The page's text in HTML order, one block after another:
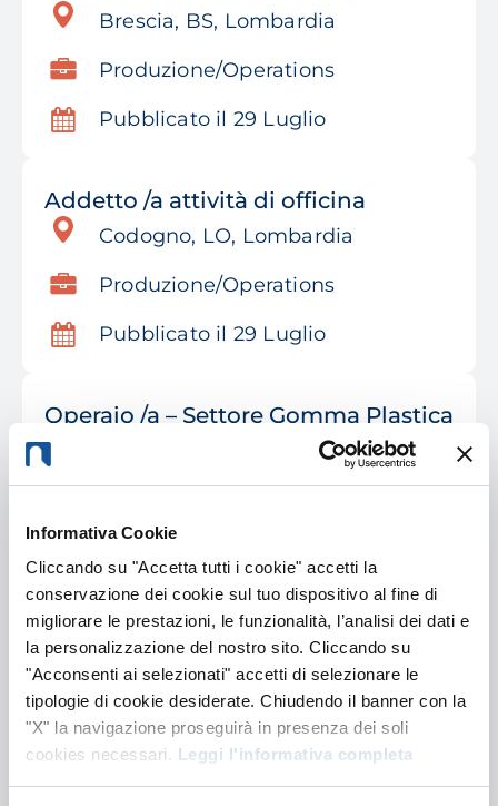
Informativa Cookie
Cliccando su "Accetta tutti i cookie" accetti la
conservazione dei cookie sul tuo dispositivo al fine di
migliorare le prestazioni, le funzionalità, l’analisi dei dati e
la personalizzazione del nostro sito. Cliccando su
"Acconsenti ai selezionati" accetti di selezionare le
tipologie di cookie desiderate. Chiudendo il banner con la
"X" la navigazione proseguirà in presenza dei soli
cookies necessari. Leggi l'informativa completa
Brescia, BS, Lombardia
Produzione/Operations
Pubblicato il 29 Luglio
Addetto /a attività di officina
Codogno, LO, Lombardia
Produzione/Operations
Pubblicato il 29 Luglio
Operaio /a – Settore Gomma Plastica
Chiuduno, BG, Lombardia
Addetto /a alla raffinazione del riso
Valle Lomellina, PV, Lombardia
Produzione/Operations
Pubblicato il 28 Luglio